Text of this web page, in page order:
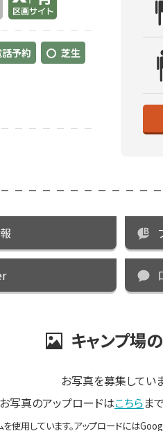
話予約
芝生
キャンプ場
お写真を募集してい
お写真のアップロードはこちらま
使用しています。アップロードには